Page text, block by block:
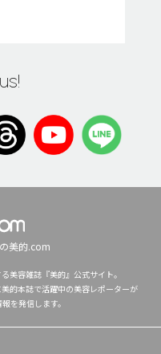
美的.com
美容雑誌『美的』公式サイト。
的本誌で活躍中の美容レポーターが
を発信します。